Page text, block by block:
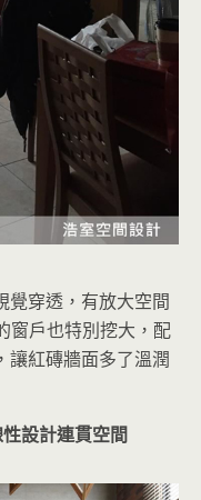
覺穿透，有放大空間
窗戶也特別挖大，配
讓紅磚牆面多了溫潤
設計連貫空間